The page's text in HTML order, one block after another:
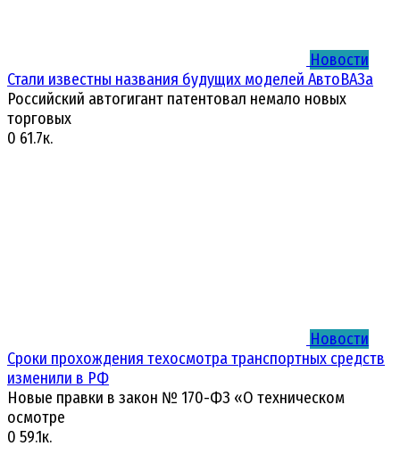
Новости
Стали известны названия будущих моделей АвтоВАЗа
Российский автогигант патентовал немало новых
торговых
0 61.7к.
Новости
Сроки прохождения техосмотра транспортных средств
изменили в РФ
Новые правки в закон № 170-ФЗ «О техническом
осмотре
0 59.1к.